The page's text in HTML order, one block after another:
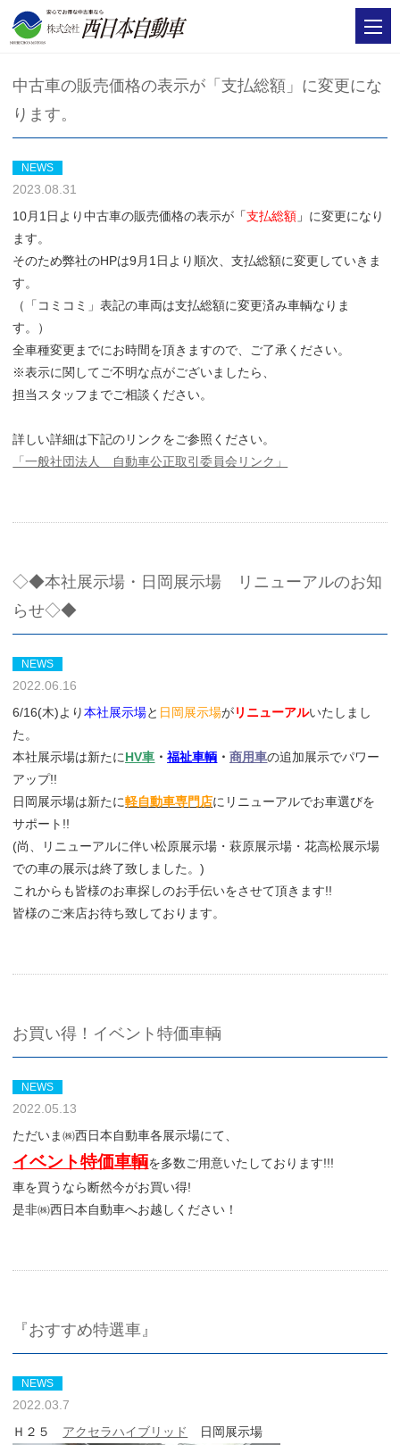
中古車の販売価格の表示が「支払総額」に変更にな
ります。
NEWS
2023.08.31
10月1日より中古車の販売価格の表示が 「支払総額 」 に変更になり
ます。
そのため弊社のHPは9月1日より順次、支払総額に変更していきま
す。
（「コミコミ」表記の車両は支払総額に変更済み車輌なりま
す。）
全車種変更までにお時間を頂きますので、ご了承ください。
※表示に関してご不明な点がございましたら、
担当スタッフまでご相談ください。
詳しい詳細は下記のリンクをご参照ください。
「一般社団法人 自動車公正取引委員会リンク」
◇◆本社展示場・日岡展示場 リニューアルのお知
らせ◇◆
NEWS
2022.06.16
6/16(木)より本社展示場と 日岡展示場がリニューアルいたしまし
た。
本社展示場は新たにHV車 ・福祉車輌 ・商用車の追加展示でパワー
アップ!!
日岡展示場は新たに軽自動車専門店にリニューアルでお車選びを
サポート!!
(尚、リニューアルに伴い松原展示場・萩原展示場・花高松展示場
での車の展示は終了致しました。)
これからも皆様のお車探しのお手伝いをさせて頂きます!!
皆様のご来店お待ち致しております。
お買い得！イベント特価車輌
NEWS
2022.05.13
ただいま㈱西日本自動車各展示場にて、
イベント特価車輌を多数ご用意いたしております!!!
車を買うなら断然今がお買い得!
是非㈱西日本自動車へお越しください！
『おすすめ特選車』
NEWS
2022.03.7
Ｈ２５ アクセラハイブリッド 日岡展示場